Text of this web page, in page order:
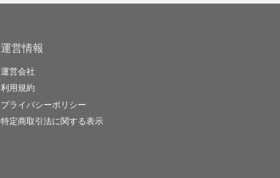
運営情報
運営会社
利用規約
プライバシーポリシー
特定商取引法に関する表示